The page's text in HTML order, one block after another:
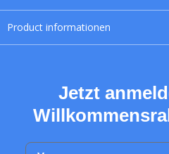
Product informationen
Jetzt
Vorname